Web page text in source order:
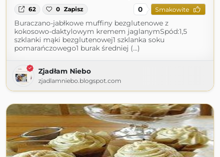
62 0 Zapisz 0 Smakowite
Buraczano-jabłkowe muffiny bezglutenowe z
kokosowo-daktylowym kremem jaglanymSpód:1,5
szklanki mąki bezglutenowej1 szklanka soku
pomarańczowego1 burak średniej (...)
Zjadłam Niebo
zjadlamniebo.blogspot.com